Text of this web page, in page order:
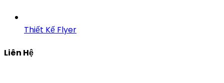
Thiết Kế Flyer
Liên Hệ